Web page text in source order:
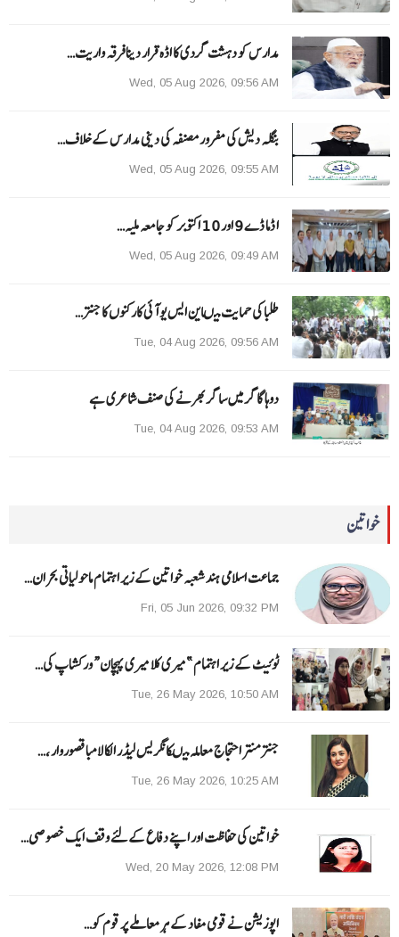
مدارس کو دہشت گردی کا اڈہ قرار دینا فرقہ واریت…
Wed, 05 Aug 2026, 09:56 AM
بنگلہ دیش کی مفرور مصنفہ کی دینی مدارس کے خلاف…
Wed, 05 Aug 2026, 09:55 AM
ا ڈما ڈے 9 اور 10 اکتوبر کو جامعہ ملیہ…
Wed, 05 Aug 2026, 09:49 AM
طلبا کی حمایت میںاین ایس یو آئی کارکنوں کا جنتر…
Tue, 04 Aug 2026, 09:56 AM
دوہا گاگر میں ساگر بھرنے کی صنف شاعری ہے
Tue, 04 Aug 2026, 09:53 AM
خواتین
جماعت اسلامی ہند شعبہ خواتین کے زیر اہتمام ماحولیاتی بحران…
Fri, 05 Jun 2026, 09:32 PM
ٹوئیٹ کے زیر اہتمام ”میری کلا میری پہچان“ ورکشاپ کی…
Tue, 26 May 2026, 10:50 AM
جنتر منتر احتجاج معاملہ میںکانگریس لیڈر الکا لامبا قصوروار ،…
Tue, 26 May 2026, 10:25 AM
خواتین کی حفاظت اور اپنے دفاع کےلئے وقف ایک خصوصی…
Wed, 20 May 2026, 12:08 PM
اپوزیشن نے قومی مفاد کے ہر معاملے پر قوم کو…